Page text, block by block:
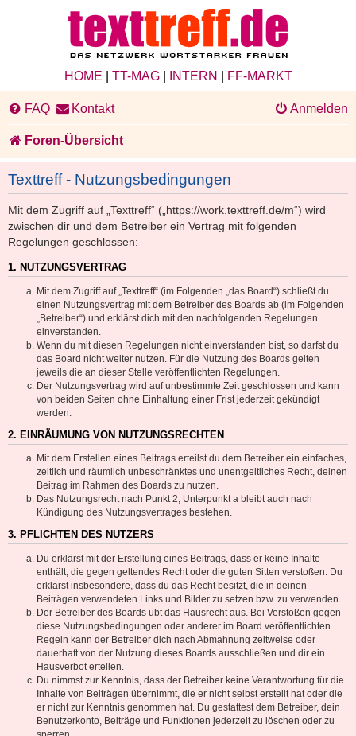
HOME TT-MAG| INTERN FF-MARKT
FAQ Kontakt Anmelden
Foren-Übersicht
Texttreff - Nutzungsbedingungen
Mit dem Zugriff auf „Texttreff“ („https://work.texttreff.de/m“) wird
zwischen dir und dem Betreiber ein Vertrag mit folgenden
Regelungen geschlossen:
1. NUTZUNGSVERTRAG
Mit dem Zugriff auf „Texttreff“ (im Folgenden „das Board“) schließt du
einen Nutzungsvertrag mit dem Betreiber des Boards ab (im Folgenden
„Betreiber“) und erklärst dich mit den nachfolgenden Regelungen
einverstanden.
Wenn du mit diesen Regelungen nicht einverstanden bist, so darfst du
das Board nicht weiter nutzen. Für die Nutzung des Boards gelten
jeweils die an dieser Stelle veröffentlichten Regelungen.
Der Nutzungsvertrag wird auf unbestimmte Zeit geschlossen und kann
von beiden Seiten ohne Einhaltung einer Frist jederzeit gekündigt
werden.
2. EINRÄUMUNG VON NUTZUNGSRECHTEN
Mit dem Erstellen eines Beitrags erteilst du dem Betreiber ein einfaches,
zeitlich und räumlich unbeschränktes und unentgeltliches Recht, deinen
Beitrag im Rahmen des Boards zu nutzen.
Das Nutzungsrecht nach Punkt 2, Unterpunkt a bleibt auch nach
Kündigung des Nutzungsvertrages bestehen.
3. PFLICHTEN DES NUTZERS
Du erklärst mit der Erstellung eines Beitrags, dass er keine Inhalte
enthält, die gegen geltendes Recht oder die guten Sitten verstoßen. Du
erklärst insbesondere, dass du das Recht besitzt, die in deinen
Beiträgen verwendeten Links und Bilder zu setzen bzw. zu verwenden.
Der Betreiber des Boards übt das Hausrecht aus. Bei Verstößen gegen
diese Nutzungsbedingungen oder anderer im Board veröffentlichten
Regeln kann der Betreiber dich nach Abmahnung zeitweise oder
dauerhaft von der Nutzung dieses Boards ausschließen und dir ein
Hausverbot erteilen.
Du nimmst zur Kenntnis, dass der Betreiber keine Verantwortung für die
Inhalte von Beiträgen übernimmt, die er nicht selbst erstellt hat oder die
er nicht zur Kenntnis genommen hat. Du gestattest dem Betreiber, dein
Benutzerkonto, Beiträge und Funktionen jederzeit zu löschen oder zu